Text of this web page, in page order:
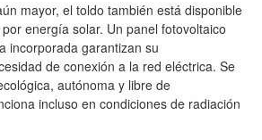
mayor, el toldo también está disponible
energía solar. Un panel fotovoltaico
incorporada garantizan su
de conexión a la red eléctrica. Se
autónoma y libre de
incluso en condiciones de radiación